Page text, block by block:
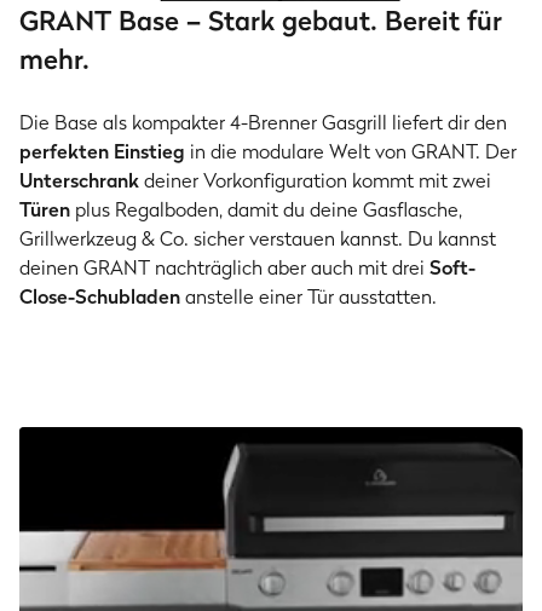
GRANT Base – Stark gebaut. Bereit für
mehr.
Die Base als kompakter 4-Brenner Gasgrill liefert dir den
perfekten Einstieg in die modulare Welt von GRANT. Der
Unterschrankdeiner Vorkonfiguration kommt mit zwei
Türen plus Regalboden, damit du deine Gasflasche,
Grillwerkzeug & Co. sicher verstauen kannst. Du kannst
deinen GRANT nachträglich aber auch mit drei Soft-
Close-Schubladenanstelle einer Tür ausstatten.